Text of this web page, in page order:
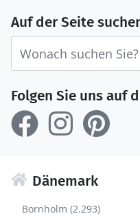
Auf der Seite
Folgen Sie uns auf
Dänemark
Bornholm (2.293)